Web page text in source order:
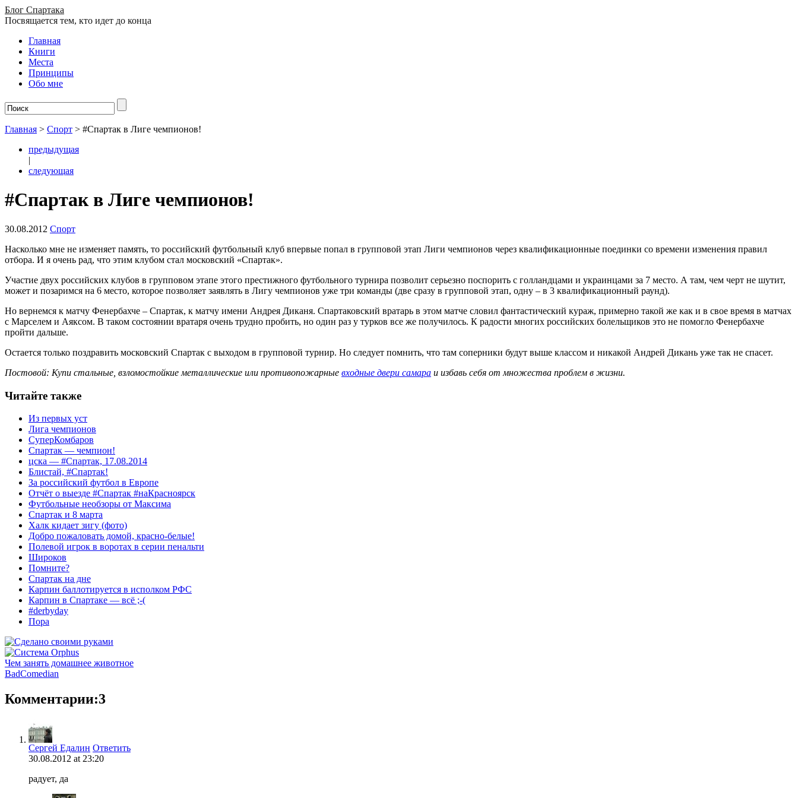
Блог Спартака
Посвящается тем, кто идет до конца
Главная
Книги
Места
Принципы
Обо мне
Главная > Спорт > #Спартак в Лиге чемпионов!
предыдущая
|
следующая
#Спартак в Лиге чемпионов!
30.08.2012 Спорт
Насколько мне не изменяет память, то российский футбольный клуб впервые попал в групповой этап Лиги чемпионов через квалификационные поединки со времени изменения правил
отбора. И я очень рад, что этим клубом стал московский «Спартак».
Участие двух российских клубов в групповом этапе этого престижного футбольного турнира позволит серьезно поспорить с голландцами и украинцами за 7 место. А там, чем черт не шутит,
может и позаримся на 6 место, которое позволяет заявлять в Лигу чемпионов уже три команды (две сразу в групповой этап, одну – в 3 квалификационный раунд).
Но вернемся к матчу Фенербахче – Спартак, к матчу имени Андрея Диканя. Спартаковский вратарь в этом матче словил фантастический кураж, примерно такой же как и в свое время в матчах
с Марселем и Аяксом. В таком состоянии вратаря очень трудно пробить, но один раз у турков все же получилось. К радости многих российских болельщиков это не помогло Фенербахче
пройти дальше.
Остается только поздравить московский Спартак с выходом в групповой турнир. Но следует помнить, что там соперники будут выше классом и никакой Андрей Дикань уже так не спасет.
Постовой: Купи стальные, взломостойкие металлические или противопожарные входные двери самара и избавь себя от множества проблем в жизни.
Читайте также
Из первых уст
Лига чемпионов
СуперКомбаров
Спартак — чемпион!
цска — #Спартак, 17.08.2014
Блистай, #Спартак!
За российский футбол в Европе
Отчёт о выезде #Спартак #наКрасноярск
Футбольные необзоры от Максима
Спартак и 8 марта
Халк кидает зигу (фото)
Добро пожаловать домой, красно-белые!
Полевой игрок в воротах в серии пенальти
Широков
Помните?
Спартак на дне
Карпин баллотируется в исполком РФС
Карпин в Спартаке — всё ;-(
#derbyday
Пора
Чем занять домашнее животное
BadComedian
Комментарии:3
Сергей Едалин Ответить
30.08.2012 at 23:20
радует, да